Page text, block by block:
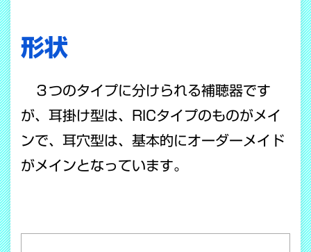
形状
３つのタイプに分けられる補聴器です
が、耳掛け型は、RICタイプのものがメイ
ンで、耳穴型は、基本的にオーダーメイド
がメインとなっています。